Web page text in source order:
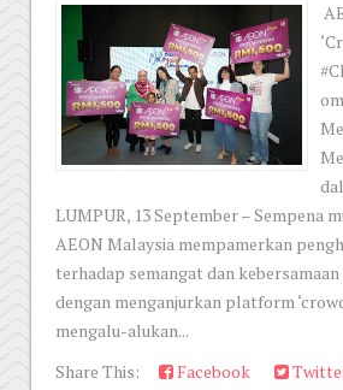
LUMPUR, 13 September – Sempena
AEON Malaysia mempamerkan
terhadap semangat dan
dengan menganjurkan platform
mengalu-alukan...
Share This:
Facebook